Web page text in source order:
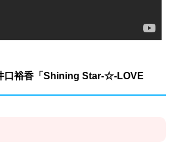
口裕香「Shining Star-☆-LOVE